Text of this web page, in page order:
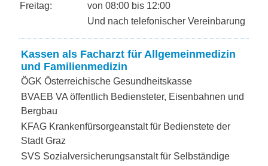
Freitag:
von 08:00 bis 12:00
Und nach telefonischer Vereinbarung
Kassen als Facharzt für Allgemeinmedizin
und Familienmedizin
ÖGK Österreichische Gesundheitskasse
BVAEB VA öffentlich Bediensteter, Eisenbahnen und
Bergbau
KFAG Krankenfürsorgeanstalt für Bedienstete der
Stadt Graz
SVS Sozialversicherungsanstalt für Selbständige